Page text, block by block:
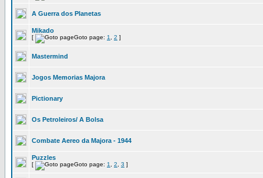
A Guerra dos Planetas
Mikado
[ Goto page: 1 2 ]
Mastermind
Jogos Memorias Majora
Pictionary
Os Petroleiros/ A Bolsa
Combate Aereo da Majora - 1944
Puzzles
[ Goto page: 1 2 3 ]